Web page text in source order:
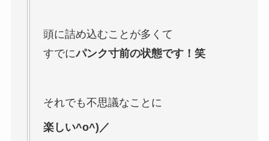
頭に詰め込むことが多くて
すでにパンク寸前の状態です！笑
それでも不思議なことに
楽しい^o^)／